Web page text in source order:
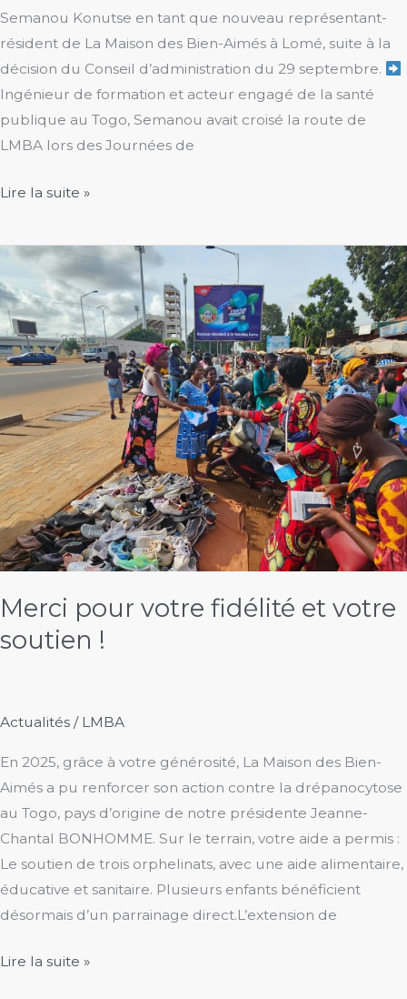
Semanou Konutse en tant que nouveau représentant-
résident de La Maison des Bien-Aimés à Lomé, suite à la
décision du Conseil d’administration du 29 septembre.
Ingénieur de formation et acteur engagé de la santé
publique au Togo, Semanou avait croisé la route de
LMBA lors des Journées de
Nomination
Semanou
Lire la suite »
Merci pour votre fidélité et votre
soutien !
Actualités / LMBA
En 2025, grâce à votre générosité, La Maison des Bien-
Aimés a pu renforcer son action contre la drépanocytose
au Togo, pays d’origine de notre présidente Jeanne-
Chantal BONHOMME. Sur le terrain, votre aide a permis :
Le soutien de trois orphelinats, avec une aide alimentaire,
éducative et sanitaire. Plusieurs enfants bénéficient
désormais d’un parrainage direct.L’extension de
Merci
Lire la suite »